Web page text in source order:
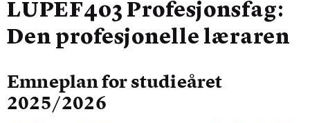
LUPEF403 Profesjonsfag:
Den profesjonelle læraren
Emneplan for studieåret
2025/2026